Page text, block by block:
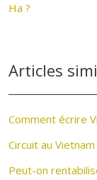
Ha ?
Articles
Comment écrire
Circuit au
Peut-on